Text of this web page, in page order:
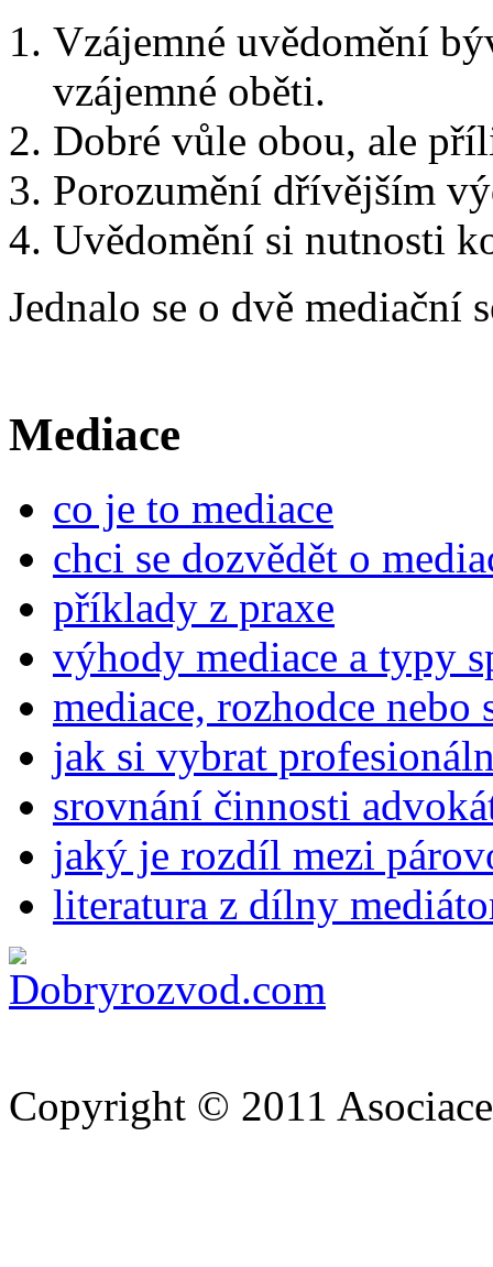
Vzájemné uvědomění
vzájemné oběti.
Dobré vůle obou, ale
Porozumění dřívějším
Uvědomění si nutnosti
Jednalo se o dvě mediační
Mediace
co je to mediace
chci se dozvědět o
příklady z praxe
výhody mediace a typy
mediace, rozhodce nebo
jak si vybrat
srovnání činnosti
jaký je rozdíl mezi
literatura z dílny
Copyright © 2011